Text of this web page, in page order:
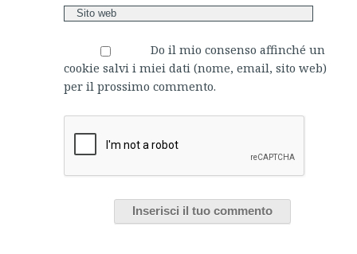
Do il mio consenso affinché un
cookie salvi i miei dati (nome, email, sito web)
per il prossimo commento.